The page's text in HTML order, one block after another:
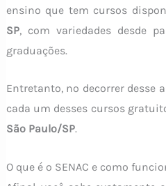
ensino que tem cursos
SP, com variedades desde
graduações.
Entretanto, no decorrer desse
cada um desses cursos
São Paulo/SP.
O que é o SENAC e como